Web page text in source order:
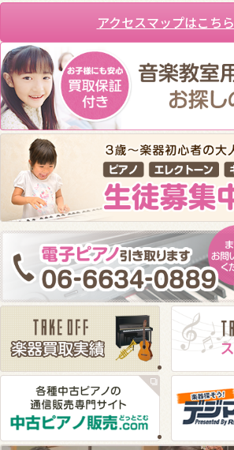
アクセスマップはこちら